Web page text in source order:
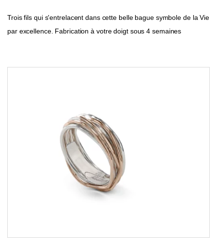
Trois fils qui s'entrelacent dans cette belle bague symbole de la Vie
par excellence. Fabrication à votre doigt sous 4 semaines